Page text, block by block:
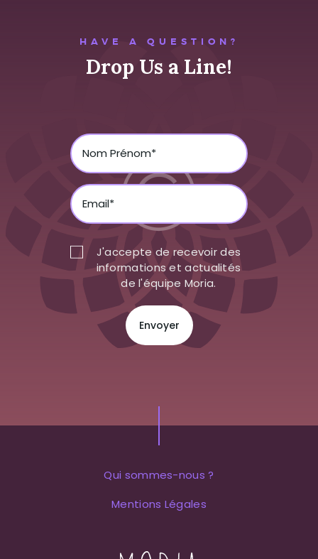
HAVE A QUESTION?
Drop Us a Line!
J'accepte de recevoir des
informations et actualités
de l'équipe Moria.
Qui sommes-nous ?
Mentions Légales